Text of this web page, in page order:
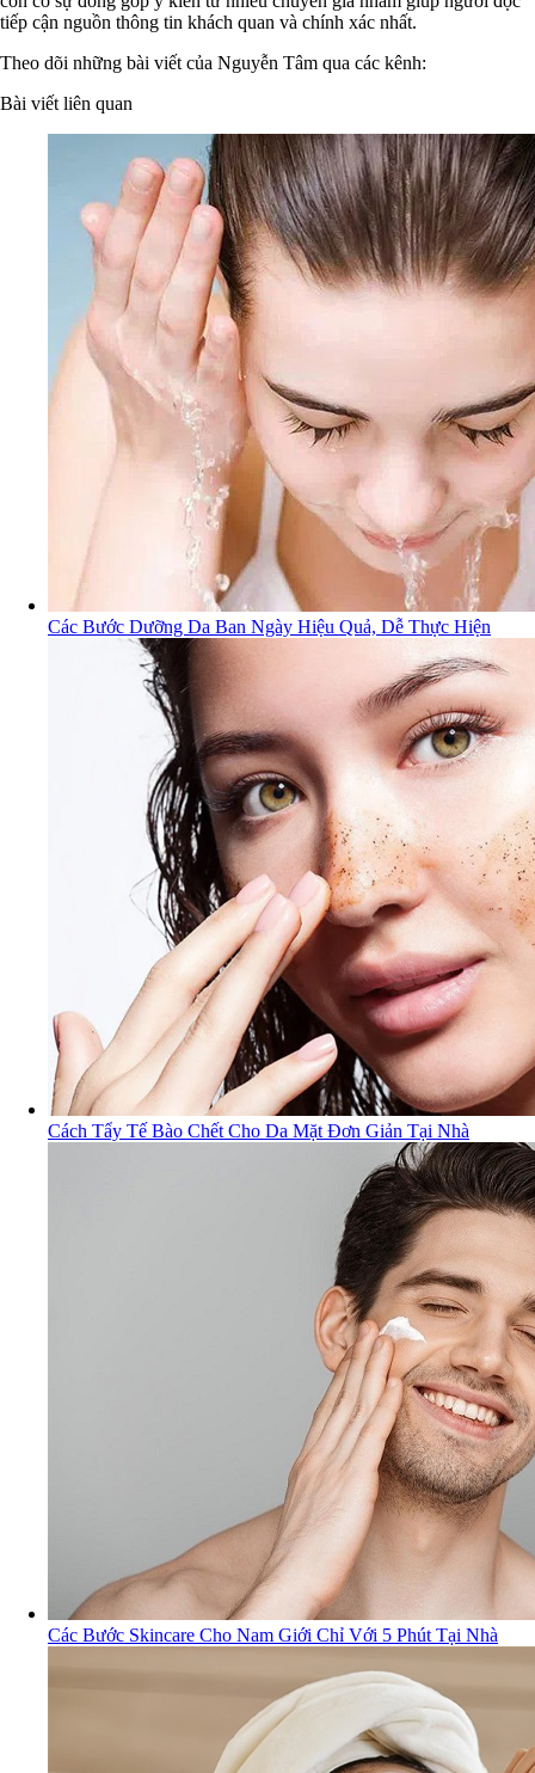
tiếp cận nguồn thông tin khách quan và chính xác nhất.
Theo dõi những bài viết của Nguyễn Tâm qua các kênh:
Bài viết liên quan
Các Bước Dưỡng Da Ban Ngày Hiệu Quả, Dễ Thực Hiện
Cách Tẩy Tế Bào Chết Cho Da Mặt Đơn Giản Tại Nhà
Các Bước Skincare Cho Nam Giới Chỉ Với 5 Phút Tại Nhà